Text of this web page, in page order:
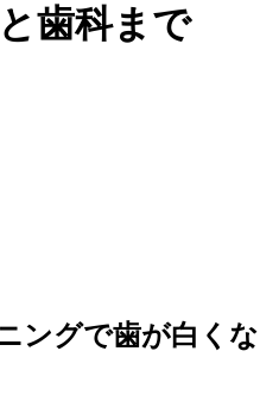
歯科まで
ングで歯が白くな